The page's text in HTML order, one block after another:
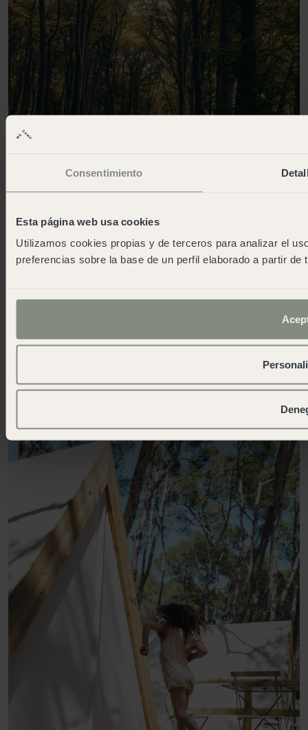
Consentimiento
Esta página web usa cookies
Utilizamos cookies propias y de terceros para analizar el
preferencias sobre la base de un perfil elaborado a partir
Les meilleurs itinéraires de randonnée
l'itinéraire de vélo électrique du massif
Télécharger l'application